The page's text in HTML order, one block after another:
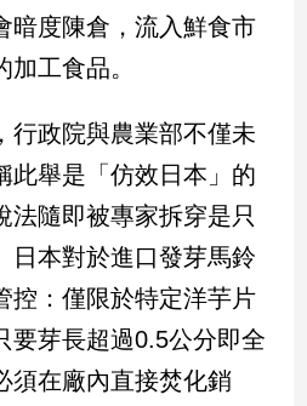
暗度陳倉，流入鮮食市
工食品。
行政院與農業部不僅未
此舉是「仿效日本」的
法隨即被專家拆穿是只
日本對於進口發芽馬鈴
控：僅限於特定洋芋片
要芽長超過0.5公分即全
須在廠內直接焚化銷